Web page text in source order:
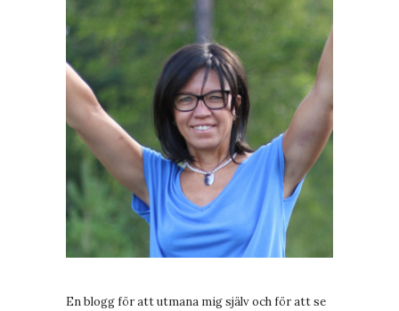
En blogg för att utmana mig själv och för att se